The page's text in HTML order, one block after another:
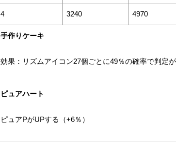
4 3240 4970
手作りケーキ
効果：リズムアイコン27個ごとに49％の確率で判定
ピュアハート
ピュアPがUPする（+6％）